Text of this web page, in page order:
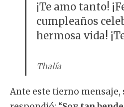
¡Te amo tanto!
cumpleaños
hermosa vida!
Thalía
Ante este tierno mensaje,